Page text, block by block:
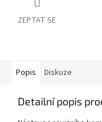
ZEPTAT SE
Popis Diskuze
Detailní popis